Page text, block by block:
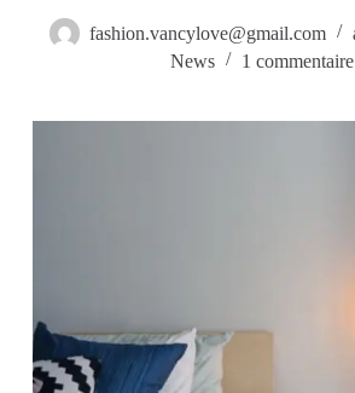
fashion.vancylove@gmail.com
News
1 commentaire